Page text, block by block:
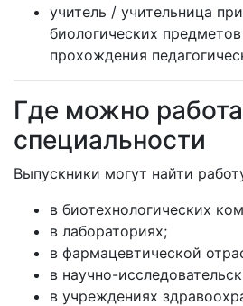
учитель / учительница
биологических
прохождения
Где можно
специальности
Выпускники могут найти
в биотехнологических
в лабораториях;
в фармацевтической
в научно-
в учреждениях